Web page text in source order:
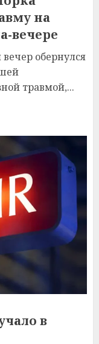
на
вечере
обернулся
травмой,...
в